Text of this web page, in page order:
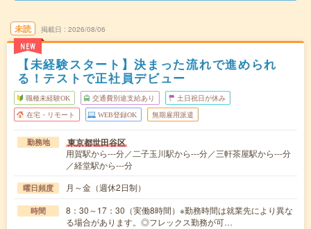
未読
NEW
掲載日 2026/08/06
【未経験スタート】決まった流れで進められ
る！テストで正社員デビュー
職種未経験OK 交通費別途支給あり 土日祝日が休み
在宅・リモート WEB登録OK 無期雇用派遣
勤務地 東京都世田谷区
用賀駅から---分／二子玉川駅から---分／三軒茶屋駅から---分
／経堂駅から---分
曜日頻度 月～金（週休2日制）
時間
8：30～17：30（実働8時間）※勤務時間は就業先により異な
る場合があります。◎フレックス勤務が可…